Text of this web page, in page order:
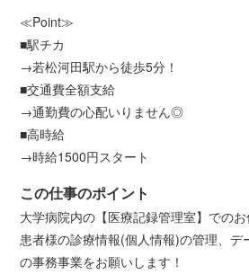
≪Point≫
■駅チカ
→若松河田駅から徒歩5分！
■交通費全額支給
→通勤費の心配いりません◎
■高時給
→時給1500円スタート
この仕事のポイント
大学病院内の【医療記録管理室】でのお
患者様の診療情報(個人情報)の管理、デ
の事務事業をお願いします！